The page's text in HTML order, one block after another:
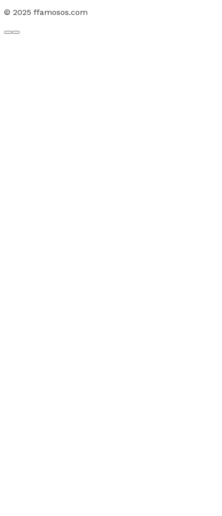
© 2025 ffamosos.com